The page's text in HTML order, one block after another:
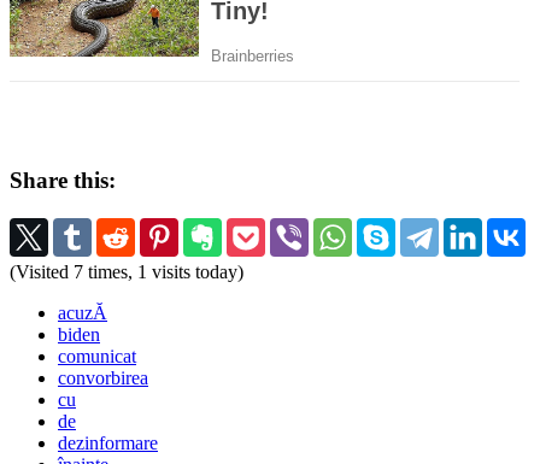
Share this:
(Visited 7 times, 1 visits today)
acuzĂ
biden
comunicat
convorbirea
cu
de
dezinformare